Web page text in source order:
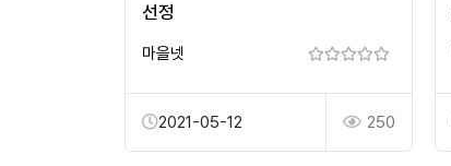
선정
마을넷
2021-05-12 250